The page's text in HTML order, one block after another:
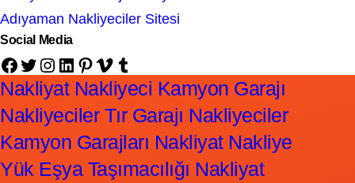
Adıyaman Nakliyeciler Sitesi
Social Media
Facebook Twitter Instagram LinkedIn Pinterest Vimeo Tumblr
Nakliyat Nakliyeci Kamyon Garajı
Nakliyeciler Tır Garajı Nakliyeciler
Kamyon Garajları Nakliyat Nakliye
Yük Eşya Taşımacılığı Nakliyat